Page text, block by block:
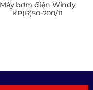
Máy bơm điện Windy
KP(R)50-200/11